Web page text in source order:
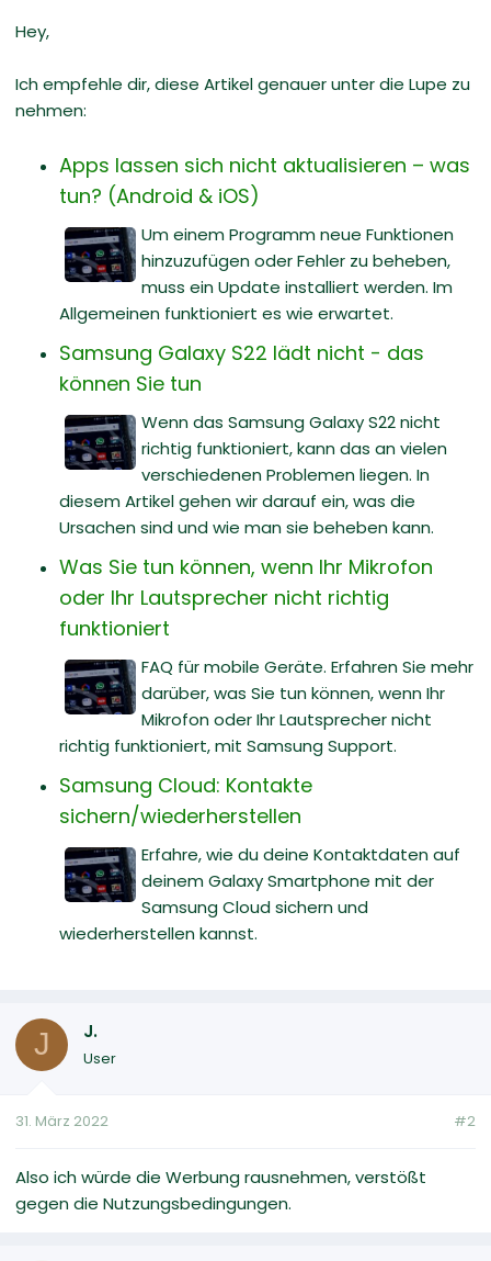
Hey,
Ich empfehle dir, diese Artikel genauer unter die Lupe zu
nehmen:
Apps lassen sich nicht aktualisieren – was
tun? (Android & iOS)
Um einem Programm neue Funktionen
hinzuzufügen oder Fehler zu beheben,
muss ein Update installiert werden. Im
Allgemeinen funktioniert es wie erwartet.
Samsung Galaxy S22 lädt nicht - das
können Sie tun
Wenn das Samsung Galaxy S22 nicht
richtig funktioniert, kann das an vielen
verschiedenen Problemen liegen. In
diesem Artikel gehen wir darauf ein, was die
Ursachen sind und wie man sie beheben kann.
Was Sie tun können, wenn Ihr Mikrofon
oder Ihr Lautsprecher nicht richtig
funktioniert
FAQ für mobile Geräte. Erfahren Sie mehr
darüber, was Sie tun können, wenn Ihr
Mikrofon oder Ihr Lautsprecher nicht
richtig funktioniert, mit Samsung Support.
Samsung Cloud: Kontakte
sichern/wiederherstellen
Erfahre, wie du deine Kontaktdaten auf
deinem Galaxy Smartphone mit der
Samsung Cloud sichern und
wiederherstellen kannst.
J J.
User
31. März 2022 #2
Also ich würde die Werbung rausnehmen, verstößt
gegen die Nutzungsbedingungen.